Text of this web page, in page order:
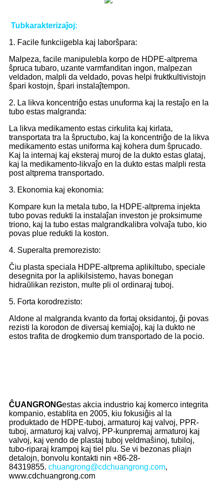
Tubkarakterizaĵoj:
1. Facile funkciigebla kaj laborŝpara:
Malpeza, facile manipulebla korpo de HDPE-altprema
ŝpruca tubaro, uzante varmfanditan ingon, malpezan
veldadon, malpli da veldado, povas helpi fruktkultivistojn
ŝpari kostojn, ŝpari instalaĵtempon.
2. La likva koncentriĝo estas unuforma kaj la restaĵo en la
tubo estas malgranda:
La likva medikamento estas cirkulita kaj kirlata,
transportata tra la ŝpructubo, kaj la koncentriĝo de la likva
medikamento estas uniforma kaj kohera dum ŝprucado.
Kaj la internaj kaj eksteraj muroj de la dukto estas glataj,
kaj la medikamento-likvaĵo en la dukto estas malpli resta
post altprema transportado.
3. Ekonomia kaj ekonomia:
Kompare kun la metala tubo, la HDPE-altprema injekta
tubo povas redukti la instalaĵan investon je proksimume
triono, kaj la tubo estas malgrandkalibra volvaĵa tubo, kio
povas plue redukti la koston.
4. Superalta premorezisto:
Ĉiu plasta speciala HDPE-altprema aplikiltubo, speciale
desegnita por la aplikilsistemo, havas bonegan
hidraŭlikan reziston, multe pli ol ordinaraj tuboj.
5. Forta korodrezisto:
Aldone al malgranda kvanto da fortaj oksidantoj, ĝi povas
rezisti la korodon de diversaj kemiaĵoj, kaj la dukto ne
estos trafita de drogkemio dum transportado de la pocio.
ĈUANGRONGestas akcia industrio kaj komerco integrita
kompanio, establita en 2005, kiu fokusiĝis al la
produktado de HDPE-tuboj, armaturoj kaj valvoj, PPR-
tuboj, armaturoj kaj valvoj, PP-kunpremaj armaturoj kaj
valvoj, kaj vendo de plastaj tuboj veldmaŝinoj, tubiloj,
tubo-riparaj krampoj kaj tiel plu. Se vi bezonas pliajn
detalojn, bonvolu kontakti nin +86-28-
84319855. chuangrong@cdchuangrong.com,
www.cdchuangrong.com